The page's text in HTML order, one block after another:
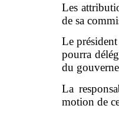
Les
de sa
Le
pourra
du
La
motion de